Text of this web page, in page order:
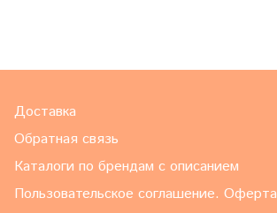
Доставка
Обратная связь
Каталоги по брендам с описанием
Пользовательское соглашение. Оферта